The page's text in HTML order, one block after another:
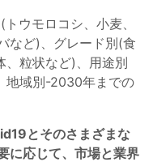
ウモロコシ、小麦、
など)、グレード別(食
、粒状など)、用途別
地域別-2030年までの
とそのさまざまな
に応じて、市場と業界